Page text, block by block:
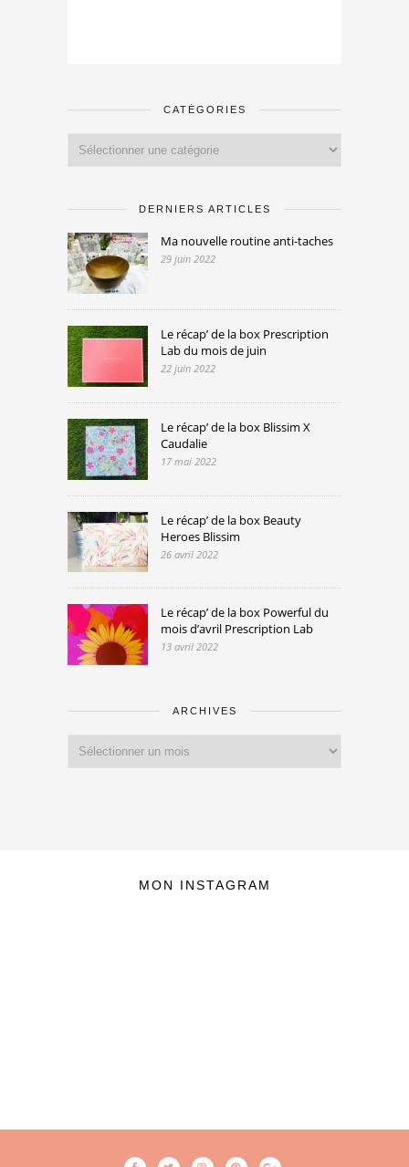
CATÉGORIES
DERNIERS ARTICLES
Ma nouvelle routine anti-taches
29 juin 2022
Le récap’ de la box Prescription
Lab du mois de juin
22 juin 2022
Le récap’ de la box Blissim X
Caudalie
17 mai 2022
Le récap’ de la box Beauty
Heroes Blissim
26 avril 2022
Le récap’ de la box Powerful du
mois d’avril Prescription Lab
13 avril 2022
ARCHIVES
MON INSTAGRAM